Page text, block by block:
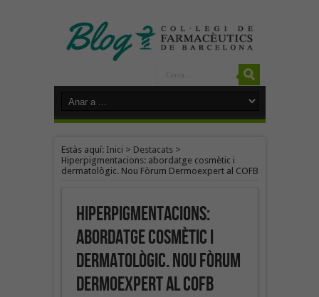
Estàs aquí: Inici > Destacats>
Hiperpigmentacions: abordatge cosmètic i
dermatològic. Nou Fòrum Dermoexpert al COFB
Hiperpigmentacions:
abordatge cosmètic i
dermatològic. Nou Fòrum
Dermoexpert al COFB